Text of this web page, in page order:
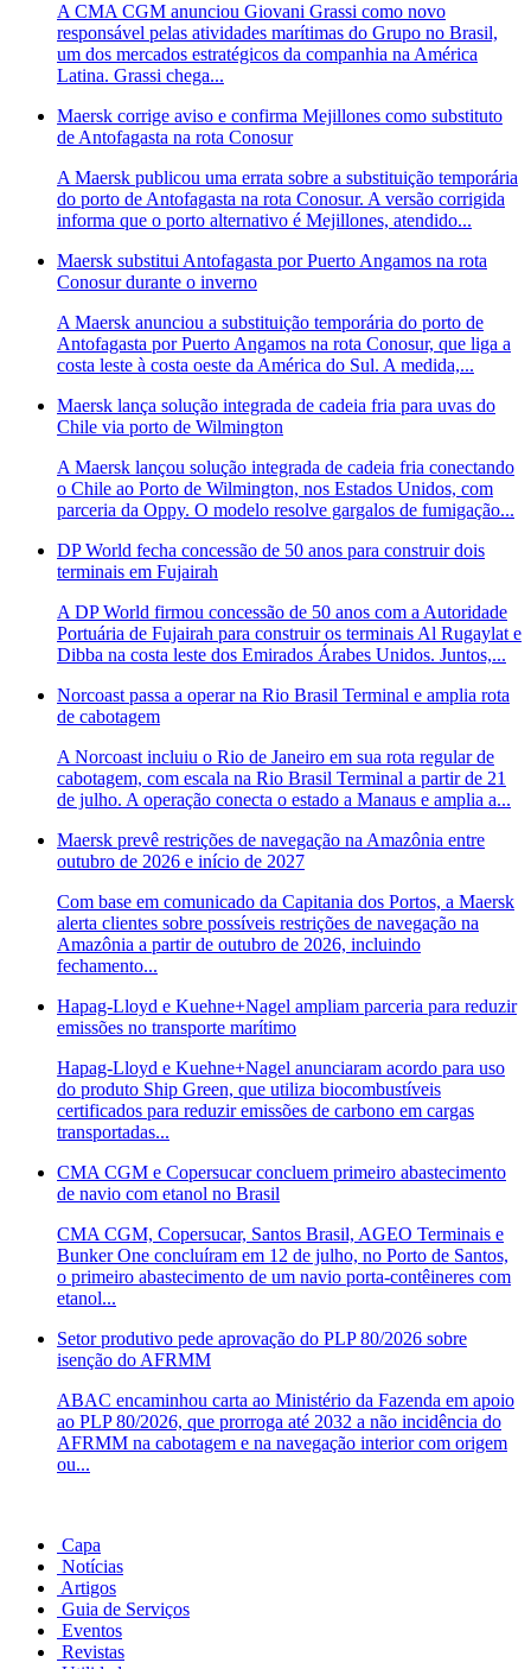
A CMA CGM anunciou Giovani Grassi como novo
responsável pelas atividades marítimas do Grupo no Brasil,
um dos mercados estratégicos da companhia na América
Latina. Grassi chega...
Maersk corrige aviso e confirma Mejillones como substituto
de Antofagasta na rota Conosur
A Maersk publicou uma errata sobre a substituição temporária
do porto de Antofagasta na rota Conosur. A versão corrigida
informa que o porto alternativo é Mejillones, atendido...
Maersk substitui Antofagasta por Puerto Angamos na rota
Conosur durante o inverno
A Maersk anunciou a substituição temporária do porto de
Antofagasta por Puerto Angamos na rota Conosur, que liga a
costa leste à costa oeste da América do Sul. A medida,...
Maersk lança solução integrada de cadeia fria para uvas do
Chile via porto de Wilmington
A Maersk lançou solução integrada de cadeia fria conectando
o Chile ao Porto de Wilmington, nos Estados Unidos, com
parceria da Oppy. O modelo resolve gargalos de fumigação...
DP World fecha concessão de 50 anos para construir dois
terminais em Fujairah
A DP World firmou concessão de 50 anos com a Autoridade
Portuária de Fujairah para construir os terminais Al Rugaylat e
Dibba na costa leste dos Emirados Árabes Unidos. Juntos,...
Norcoast passa a operar na Rio Brasil Terminal e amplia rota
de cabotagem
A Norcoast incluiu o Rio de Janeiro em sua rota regular de
cabotagem, com escala na Rio Brasil Terminal a partir de 21
de julho. A operação conecta o estado a Manaus e amplia a...
Maersk prevê restrições de navegação na Amazônia entre
outubro de 2026 e início de 2027
Com base em comunicado da Capitania dos Portos, a Maersk
alerta clientes sobre possíveis restrições de navegação na
Amazônia a partir de outubro de 2026, incluindo
fechamento...
Hapag-Lloyd e Kuehne+Nagel ampliam parceria para reduzir
emissões no transporte marítimo
Hapag-Lloyd e Kuehne+Nagel anunciaram acordo para uso
do produto Ship Green, que utiliza biocombustíveis
certificados para reduzir emissões de carbono em cargas
transportadas...
CMA CGM e Copersucar concluem primeiro abastecimento
de navio com etanol no Brasil
CMA CGM, Copersucar, Santos Brasil, AGEO Terminais e
Bunker One concluíram em 12 de julho, no Porto de Santos,
o primeiro abastecimento de um navio porta-contêineres com
etanol...
Setor produtivo pede aprovação do PLP 80/2026 sobre
isenção do AFRMM
ABAC encaminhou carta ao Ministério da Fazenda em apoio
ao PLP 80/2026, que prorroga até 2032 a não incidência do
AFRMM na cabotagem e na navegação interior com origem
ou...
Capa
Notícias
Artigos
Guia de Serviços
Eventos
Revistas